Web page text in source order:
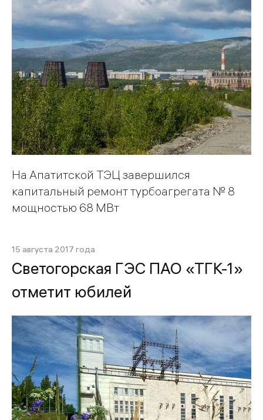
На Апатитской ТЭЦ завершился
капитальный ремонт турбоагрегата № 8
мощностью 68 МВт
15 августа 2017 года
Светогорская ГЭС ПАО «ТГК-1»
отметит юбилей